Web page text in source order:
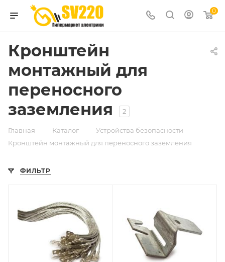
0
Кронштейн
монтажный для
переносного
заземления
2
Главная — Каталог — Устройства безопасности —
Кронштейн монтажный для переносного заземления
ФИЛЬТР